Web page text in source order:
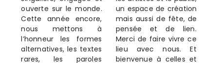
ouverte sur le monde.
Cette année encore,
nous mettons à
l’honneur les formes
alternatives, les textes
rares, les paroles
un espace de création
mais aussi de fête, de
pensée et de lien.
Merci de faire vivre ce
lieu avec nous. Et
bienvenue à celles et